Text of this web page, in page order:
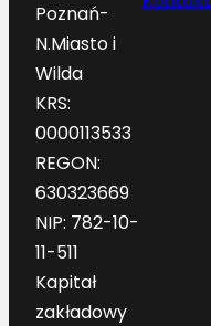
Poznań-
N.Miasto i
Wilda
KRS:
0000113533
REGON:
630323669
NIP: 782-10-
11-511
Kapitał
zakładowy